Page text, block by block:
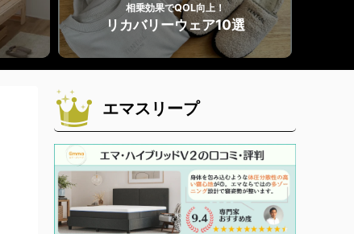
相乗効果でQOL向上！
リカバリーウェア10選
エマスリープ